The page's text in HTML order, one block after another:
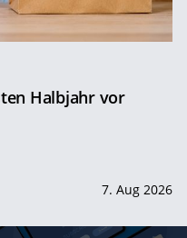
Halbjahr vor
7. Aug 2026